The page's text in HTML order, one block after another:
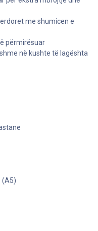
me shumicen e
përmirësuar
në kushte të lagështa
(A5)